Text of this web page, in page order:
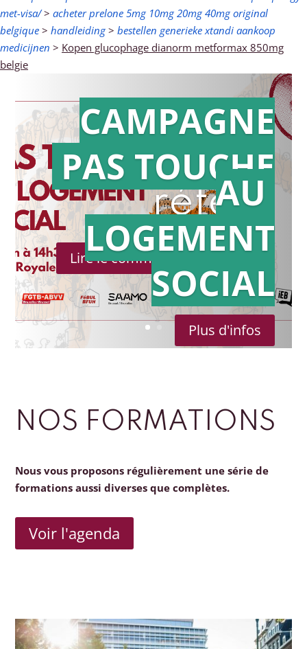
met-visa/> acheter prelone 5mg 10mg 20mg 40mg original
belgique > handleiding> bestellen generieke xtandi aankoop
medicijnen > Kopen glucophage dianorm metformax 850mg
belgie
Action en
référé
Lire le communiqué de presse
CAMPAGNE
PAS TOUCHE
AU
LOGEMENT
SOCIAL
Plus d'infos
NOS FORMATIONS
Nous vous proposons régulièrement une série de
formations aussi diverses que complètes.
Voir l'agenda